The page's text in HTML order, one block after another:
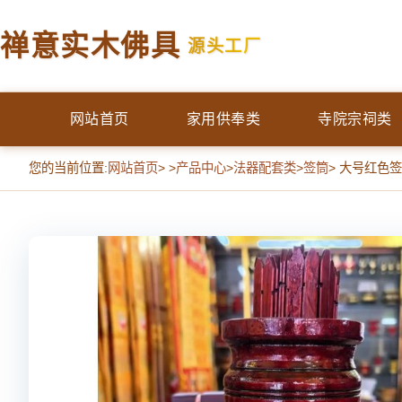
禅意实木佛具 源头工厂
网站首页 家用供奉类 寺院宗祠类
您的当前位置: 网站首页> >产品中心>法器配套类>签筒> 大号红色